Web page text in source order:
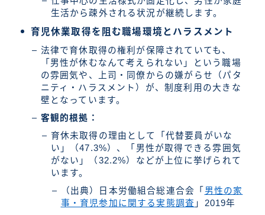
生活から疎外される状況が継続します。
育児休業取得を阻む職場環境とハラスメント
法律で育休取得の権利が保障されていても、
「男性が休むなんて考えられない」という職場
の雰囲気や、上司・同僚からの嫌がらせ（パタ
ニティ・ハラスメント）が、制度利用の大きな
壁となっています。
客観的根拠：
育休未取得の理由として「代替要員がいな
い」（47.3%）、「男性が取得できる雰囲気
がない」（32.2%）などが上位に挙げられて
います。
（出典）日本労働組合総連合会「 男性の家
事・育児参加に関する実態調査 」2019年